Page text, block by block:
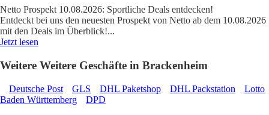
Netto Prospekt 10.08.2026: Sportliche Deals entdecken!
Entdeckt bei uns den neuesten Prospekt von Netto ab dem 10.08.2026
mit den Deals im Überblick!...
Jetzt lesen
Weitere Weitere Geschäfte in Brackenheim
Deutsche Post GLS DHL Paketshop DHL Packstation
Lotto
Baden Württemberg
DPD